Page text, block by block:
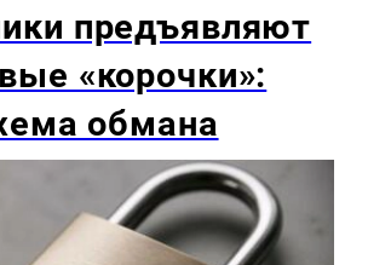
предъявляют
«корочки»:
обмана